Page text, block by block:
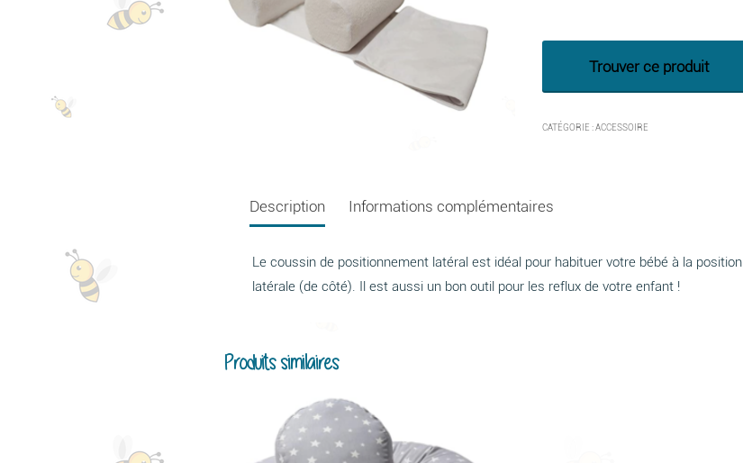
Trouver ce produit
CATÉGORIE :ACCESSOIRE
Description Informations complémentaires
Le coussin de positionnement latéral est idéal pour habituer votre bébé à la position
latérale (de côté). Il est aussi un bon outil pour les reflux de votre enfant !
Produits similaires